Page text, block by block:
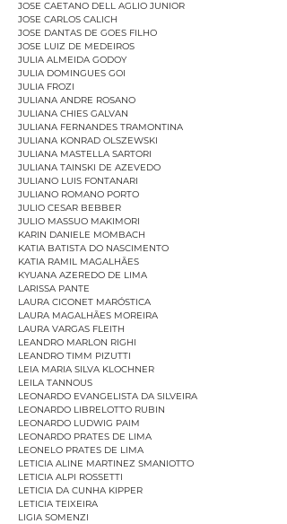
JOSE CAETANO DELL AGLIO JUNIOR
JOSE CARLOS CALICH
JOSE DANTAS DE GOES FILHO
JOSE LUIZ DE MEDEIROS
JULIA ALMEIDA GODOY
JULIA DOMINGUES GOI
JULIA FROZI
JULIANA ANDRE ROSANO
JULIANA CHIES GALVAN
JULIANA FERNANDES TRAMONTINA
JULIANA KONRAD OLSZEWSKI
JULIANA MASTELLA SARTORI
JULIANA TAINSKI DE AZEVEDO
JULIANO LUIS FONTANARI
JULIANO ROMANO PORTO
JULIO CESAR BEBBER
JULIO MASSUO MAKIMORI
KARIN DANIELE MOMBACH
KATIA BATISTA DO NASCIMENTO
KATIA RAMIL MAGALHÃES
KYUANA AZEREDO DE LIMA
LARISSA PANTE
LAURA CICONET MARÓSTICA
LAURA MAGALHÃES MOREIRA
LAURA VARGAS FLEITH
LEANDRO MARLON RIGHI
LEANDRO TIMM PIZUTTI
LEIA MARIA SILVA KLOCHNER
LEILA TANNOUS
LEONARDO EVANGELISTA DA SILVEIRA
LEONARDO LIBRELOTTO RUBIN
LEONARDO LUDWIG PAIM
LEONARDO PRATES DE LIMA
LEONELO PRATES DE LIMA
LETICIA ALINE MARTINEZ SMANIOTTO
LETICIA ALPI ROSSETTI
LETICIA DA CUNHA KIPPER
LETICIA TEIXEIRA
LIGIA SOMENZI